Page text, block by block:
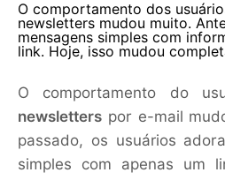
O comportamento dos
newsletters mudou muito.
mensagens simples com
link. Hoje, isso mudou
O comportamento do
newsletters por e-mail
passado, os usuários
simples com apenas um